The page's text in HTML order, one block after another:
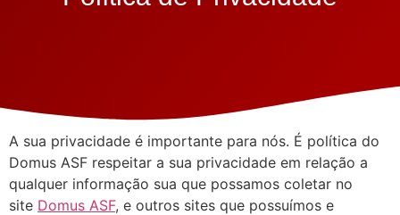
A sua privacidade é importante para nós. É política do
Domus ASF respeitar a sua privacidade em relação a
qualquer informação sua que possamos coletar no
site Domus ASF, e outros sites que possuímos e